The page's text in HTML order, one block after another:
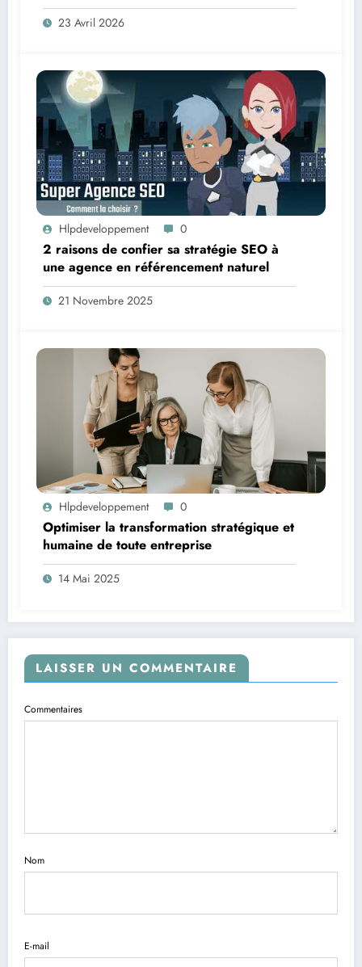
23 Avril 2026
Hlpdeveloppement 0
2 raisons de confier sa stratégie SEO à
une agence en référencement naturel
21 Novembre 2025
Hlpdeveloppement 0
Optimiser la transformation stratégique et
humaine de toute entreprise
14 Mai 2025
LAISSER UN COMMENTAIRE
Commentaires
Nom
E-mail